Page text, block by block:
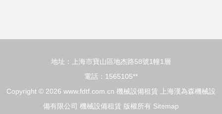
地址：上海市寶山區地杰路58號1幢1層
電話：1565105**
Copyright © 2026 www.fdtf.com.cn 機械設備租賃
上海漢為森機械設
備有限公司 機械設備租賃 版權所有 Sitemap